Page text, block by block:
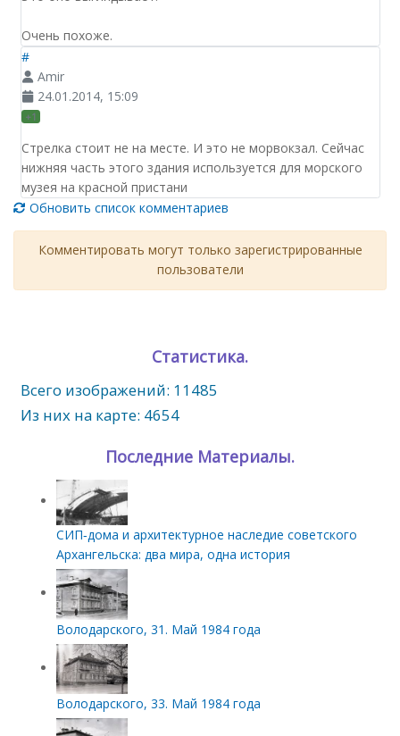
Очень похоже.
#
Amir
24.01.2014, 15:09
+1
Стрелка стоит не на месте. И это не морвокзал. Сейчас
нижняя часть этого здания используется для морского
музея на красной пристани
Обновить список комментариев
Комментировать могут только зарегистрированные
пользователи
Статистика.
Всего изображений: 11485
Из них на карте: 4654
Последние Материалы.
СИП‑дома и архитектурное наследие советского
Архангельска: два мира, одна история
Володарского, 31. Май 1984 года
Володарского, 33. Май 1984 года